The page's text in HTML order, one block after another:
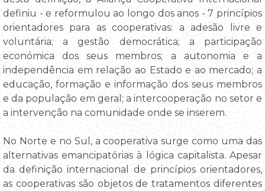
definiu - e reformulou ao longo dos anos - 7 princípios
orientadores para as cooperativas: a adesão livre e
voluntária; a gestão democrática; a participação
económica dos seus membros; a autonomia e a
independência em relação ao Estado e ao mercado; a
educação, formação e informação dos seus membros
e da população em geral; a intercooperação no setor e
a intervenção na comunidade onde se inserem.
No Norte e no Sul, a cooperativa surge como uma das
alternativas emancipatórias à lógica capitalista. Apesar
da definição internacional de princípios orientadores,
as cooperativas são objetos de tratamentos diferentes